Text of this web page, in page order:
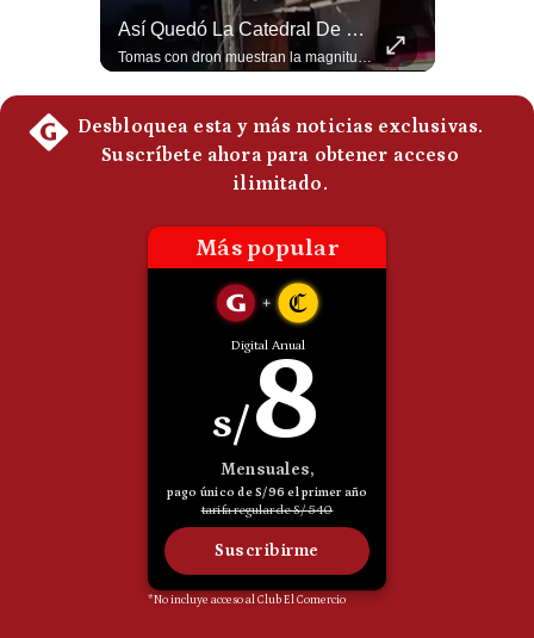
Frecuentes
Así Quedó La Catedral De Manizales Tras El Terremoto En Colombia | Gestión Mundo